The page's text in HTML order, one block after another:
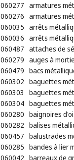
060277 armatures
060276 armatures
060035 arrêts
060036 arrêts
060487 attaches de
060279 auges à
060479 bacs
060302 baguettes
060303
baguettes
060304 baguettes
060280 baignoires
060282 balises
060457 balustrades
060285 bandes à lier
060042 barreaux de